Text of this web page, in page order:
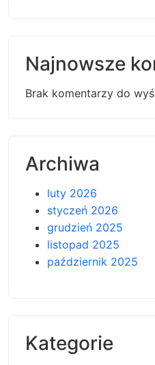
Najnowsze
Brak komentarzy do
Archiwa
luty 2026
styczeń 2026
grudzień 2025
listopad 2025
październik 2025
Kategorie